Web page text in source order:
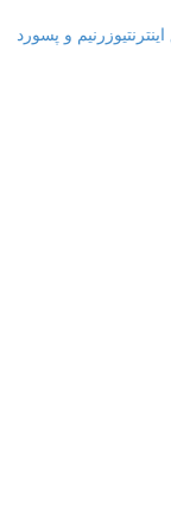
یوزرنیم و پسورد